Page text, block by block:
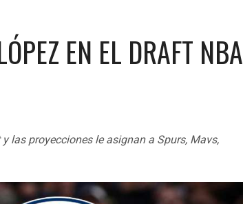
EN EL DRAFT NBA
las proyecciones le asignan a Spurs, Mavs,